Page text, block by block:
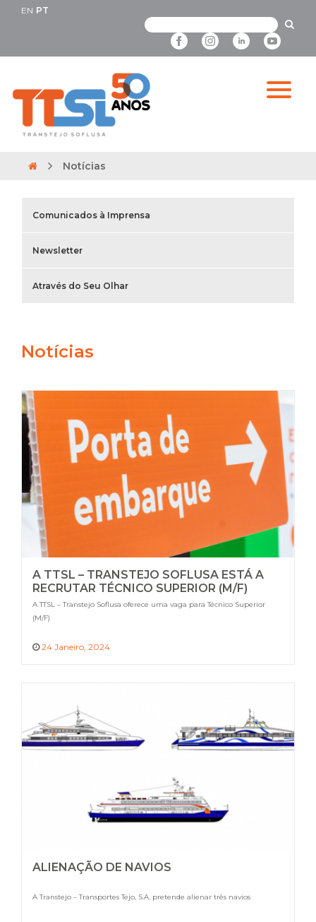
EN PT
Notícias
Comunicados à Imprensa
Newsletter
Através do Seu Olhar
Notícias
A TTSL – TRANSTEJO SOFLUSA ESTÁ A
RECRUTAR TÉCNICO SUPERIOR (M/F)
A TTSL – Transtejo Soflusa oferece uma vaga para Técnico Superior
(M/F)
24 Janeiro, 2024
ALIENAÇÃO DE NAVIOS
A Transtejo – Transportes Tejo, S.A. pretende alienar três navios